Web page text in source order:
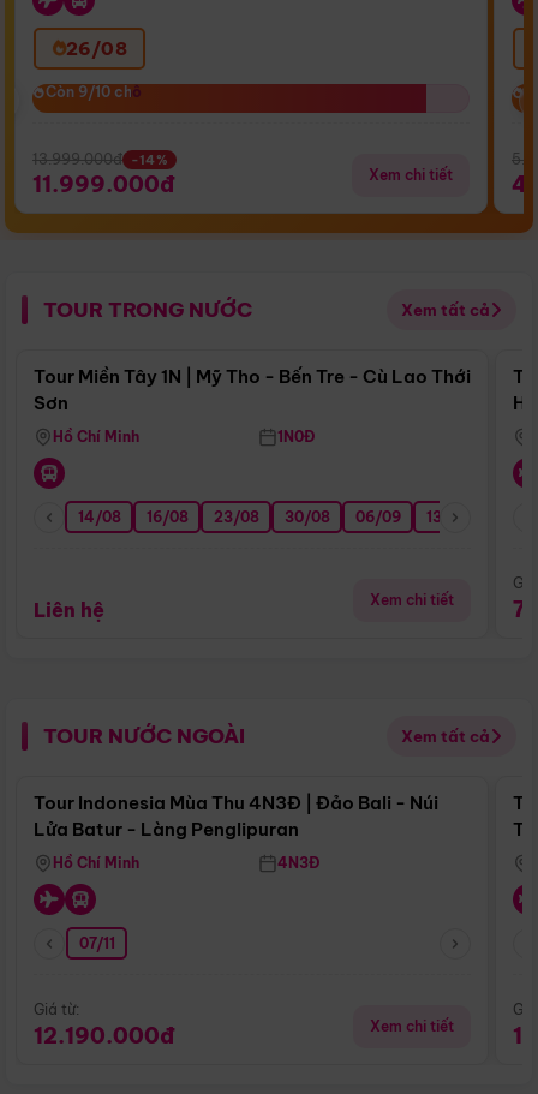
26/08
Còn 9/10 chỗ
Còn 9/10 chỗ
13.999.000đ -14%
11.999.000đ Xem chi tiết
TOUR TRONG NƯỚC Xem tất cả
Điểm nổi bật
Tour Miền Tây 1N | Mỹ Tho - Bến Tre - Cù Lao Thới
Sơn
Hồ Chí Minh 1N0Đ
14/08 16/08 23/08 30/08 06/09 13/09
Liên hệ Xem chi tiết
TOUR NƯỚC NGOÀI Xem tất cả
Điểm nổi bật
Tour Indonesia Mùa Thu 4N3Đ | Đảo Bali - Núi
Lửa Batur - Làng Penglipuran
Hồ Chí Minh 4N3Đ
07/11
Giá từ:
12.190.000đ Xem chi tiết